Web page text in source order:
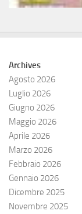
Archives
Agosto 2026
Luglio 2026
Giugno 2026
Maggio 2026
Aprile 2026
Marzo 2026
Febbraio 2026
Gennaio 2026
Dicembre 2025
Novembre 2025